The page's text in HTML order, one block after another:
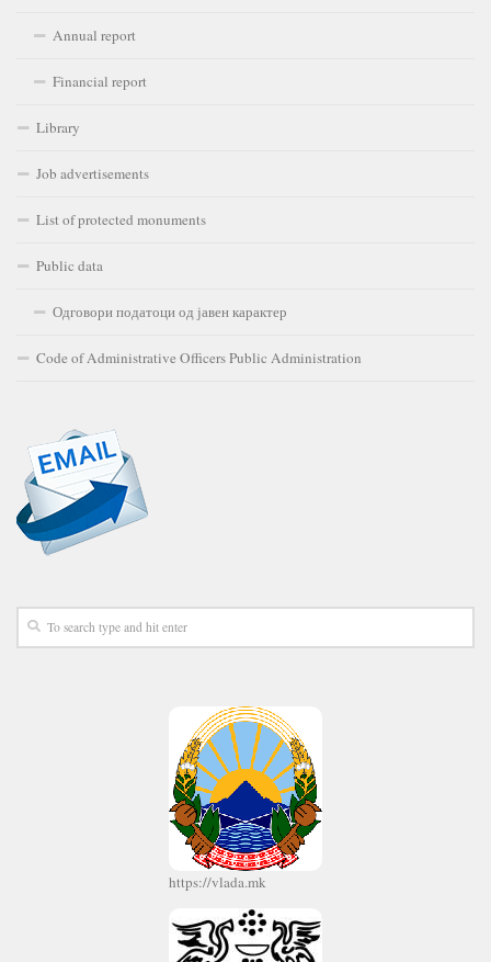
Annual report
Financial report
Library
Job advertisements
List of protected monuments
Public data
Одговори податоци од јавен карактер
Code of Administrative Officers Public Administration
https://vlada.mk